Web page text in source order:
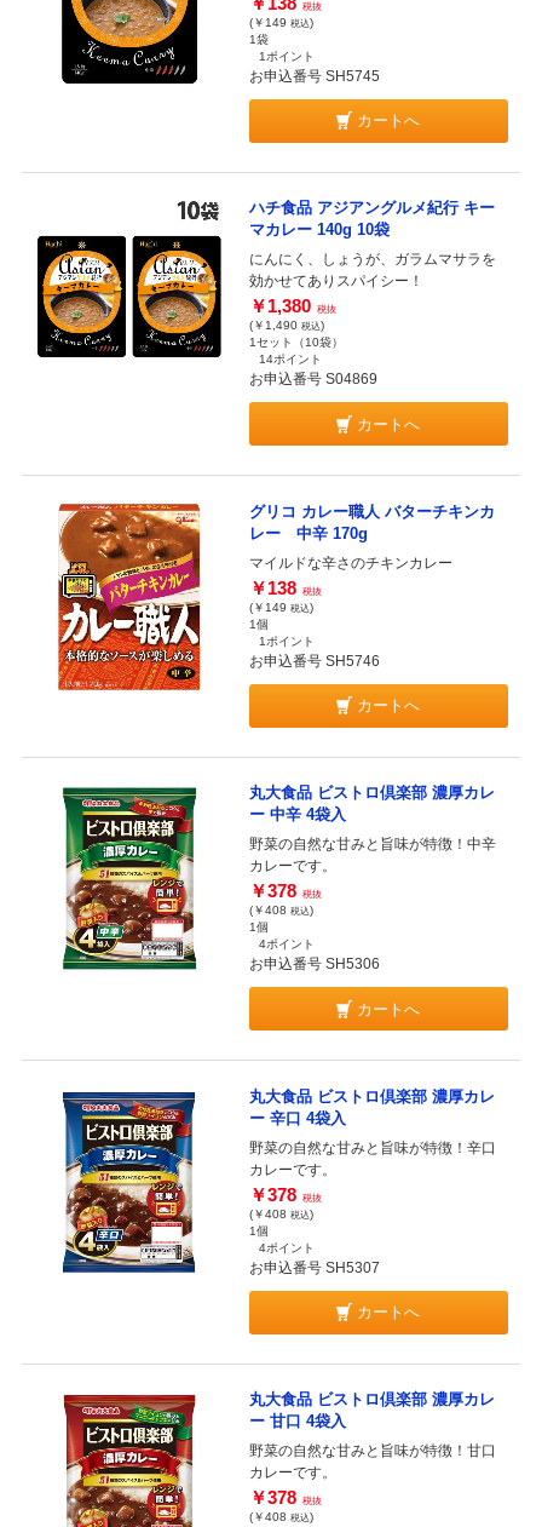
税抜
(￥149 税込)
1袋
1ポイント
お申込番号 SH5745
カートへ
ハチ食品 アジアングルメ紀行 キー
マカレー 140g 10袋
にんにく、しょうが、ガラムマサラを
効かせてありスパイシー！
￥1,380 税抜
(￥1,490 税込)
1セット（10袋）
14ポイント
お申込番号 S04869
カートへ
グリコ カレー職人 バターチキンカ
レー 中辛 170g
マイルドな辛さのチキンカレー
￥138 税抜
(￥149 税込)
1個
1ポイント
お申込番号 SH5746
カートへ
丸大食品 ビストロ倶楽部 濃厚カレ
ー 中辛 4袋入
野菜の自然な甘みと旨味が特徴！中辛
カレーです。
￥378 税抜
(￥408 税込)
1個
4ポイント
お申込番号 SH5306
カートへ
丸大食品 ビストロ倶楽部 濃厚カレ
ー 辛口 4袋入
野菜の自然な甘みと旨味が特徴！辛口
カレーです。
￥378 税抜
(￥408 税込)
1個
4ポイント
お申込番号 SH5307
カートへ
丸大食品 ビストロ倶楽部 濃厚カレ
ー 甘口 4袋入
野菜の自然な甘みと旨味が特徴！甘口
カレーです。
￥378 税抜
(￥408 税込)